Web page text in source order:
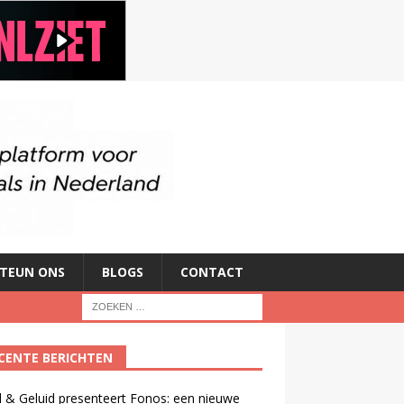
ONS BLOGS CONTACT
BERICHTEN
& Geluid presenteert Fonos: een nieuwe